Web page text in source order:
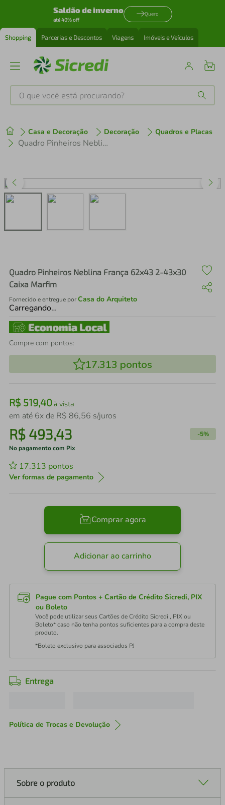
Saldão de inverno
até 40% off
Quero
Shopping Parcerias e Descontos Viagens Imóveis e Veículos
O que você está procurando?
Casa e Decoração Decoração Quadros e Placas
Quadro Pinheiros Neblina França 62x43 2-43x30 Caixa Marfim
Quadro Pinheiros Neblina França 62x43 2-43x30
Caixa Marfim
Fornecido e entregue porCasa do Arquiteto
Carregando…
Compre com pontos:
17.313 pontos
R$ 519,40à vista
em até 6x de R$ 86,56 s/juros
R$ 493,43 -5%
No pagamento com Pix
17.313 pontos
Ver formas de pagamento
Comprar agora
Adicionar ao carrinho
Pague com Pontos + Cartão de Crédito Sicredi, PIX
ou Boleto
Você pode utilizar seus Cartões de Crédito Sicredi , PIX ou
Boleto* caso não tenha pontos suficientes para a compra deste
produto.
*Boleto exclusivo para associados PJ
Entrega
Política de Trocas e Devolução
Sobre o produto
1º tenis
perfume